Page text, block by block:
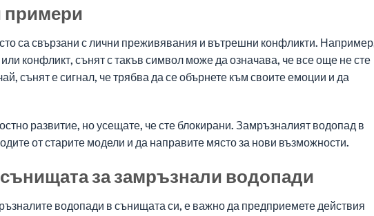
примери
са свързани с лични преживявания и вътрешни конфликти. Например,
конфликт, сънят с такъв символ може да означава, че все още не сте
сънят е сигнал, че трябва да се обърнете към своите емоции и да
развитие, но усещате, че сте блокирани. Замръзналият водопад в
от старите модели и да направите място за нови възможности.
сънищата за замръзнали водопади
водопади в сънищата си, е важно да предприемете действия